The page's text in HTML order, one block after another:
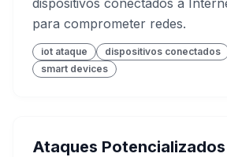
dispositivos conectados à
para comprometer redes.
iot ataque dispositivos conectados
smart devices
Ataques